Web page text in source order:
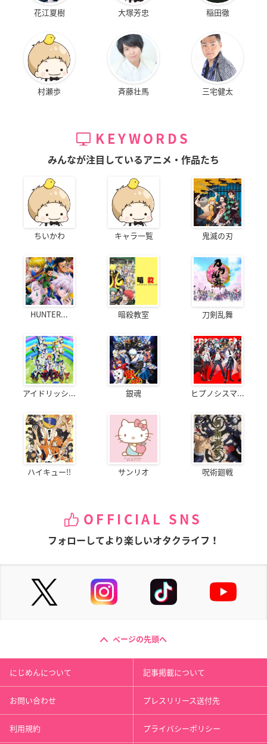
花江夏樹 大塚芳忠 稲田徹
村瀬歩 斉藤壮馬 三宅健太
KEYWORDS
みんなが注目しているアニメ・作品たち
ちいかわ キャラ一覧 鬼滅の刃
HUNTER... 暗殺教室 刀剣乱舞
アイドリッシ... 銀魂 ヒプノシスマ...
ハイキュー!! サンリオ 呪術廻戦
OFFICIAL SNS
フォローしてより楽しいオタクライフ！
ページの先頭へ
にじめんについて 記事掲載について
お問い合わせ プレスリリース送付先
利用規約 プライバシーポリシー